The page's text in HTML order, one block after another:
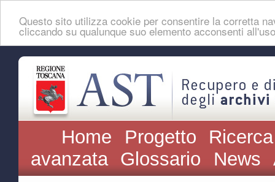
Questo sito utilizza cookie per consentire la corretta
cliccando su qualunque suo elemento acconsenti
Home Progetto
avanzata Glossario News